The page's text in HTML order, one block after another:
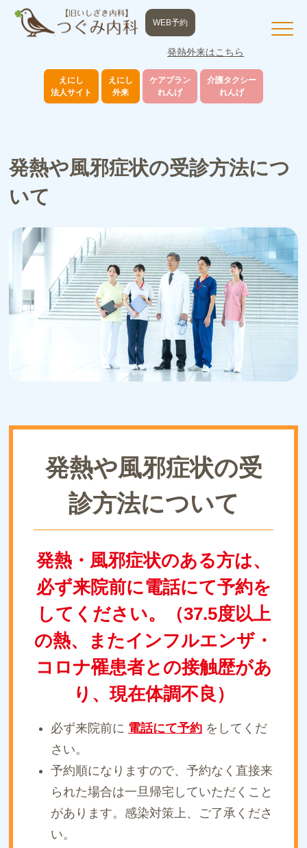
WEB予約
発熱外来はこちら
えにし
法人サイト
えにし
外来
ケアプラン
れんげ
介護タクシー
れんげ
発熱や風邪症状の受診方法につ
いて
発熱や風邪症状の受
診方法について
発熱・風邪症状のある方は、
必ず来院前に電話にて予約を
してください。（37.5度以上
の熱、またインフルエンザ・
コロナ罹患者との接触歴があ
り、現在体調不良）
必ず来院前に 電話にて予約 をしてくだ
さい。
予約順になりますので、予約なく直接来
られた場合は一旦帰宅していただくこと
があります。感染対策上、ご了承くださ
い。